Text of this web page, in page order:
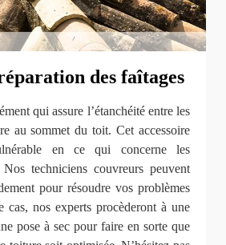
des faîtages
qui assure l’étanchéité entre les
au sommet du toit. Cet accessoire
en ce qui concerne les
techniciens couvreurs peuvent
pour résoudre vos problèmes
cas, nos experts procèderont à une
pose à sec pour faire en sorte que